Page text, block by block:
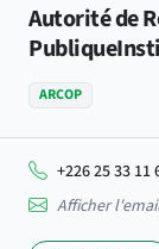
Autorité de
ARCOP
+226 25 33 11
Afficher